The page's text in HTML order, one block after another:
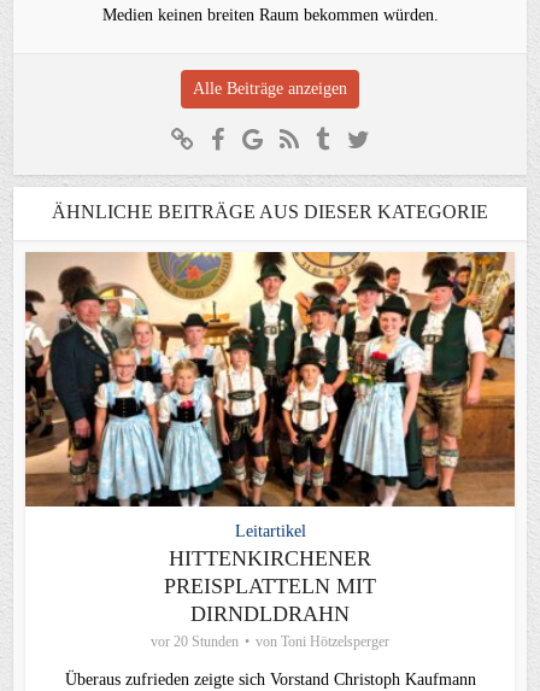
Medien keinen breiten Raum bekommen würden.
Alle Beiträge anzeigen
ÄHNLICHE BEITRÄGE AUS DIESER KATEGORIE
Leitartikel
HITTENKIRCHENER
PREISPLATTELN MIT
DIRNDLDRAHN
vor 20 Stunden von Toni Hötzelsperger
Überaus zufrieden zeigte sich Vorstand Christoph Kaufmann